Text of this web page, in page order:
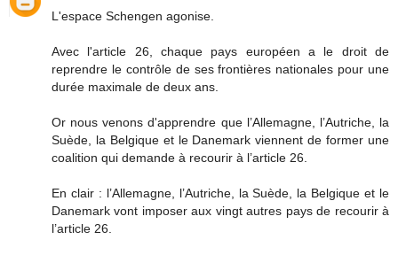
L'espace Schengen agonise.
Avec l'article 26, chaque pays européen a le droit de
reprendre le contrôle de ses frontières nationales pour une
durée maximale de deux ans.
Or nous venons d'apprendre que l’Allemagne, l’Autriche, la
Suède, la Belgique et le Danemark viennent de former une
coalition qui demande à recourir à l’article 26.
En clair : l’Allemagne, l’Autriche, la Suède, la Belgique et le
Danemark vont imposer aux vingt autres pays de recourir à
l’article 26.